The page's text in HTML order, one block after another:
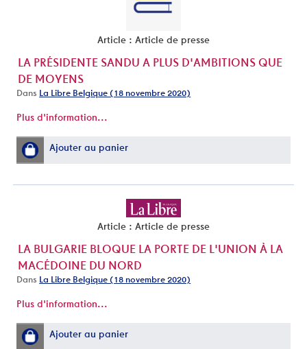
Article : Article de presse
LA PRÉSIDENTE SANDU A PLUS D'AMBITIONS QUE
DE MOYENS
Dans La Libre Belgique (18 novembre 2020)
Plus d'information...
Ajouter au panier
Article : Article de presse
LA BULGARIE BLOQUE LA PORTE DE L'UNION À LA
MACÉDOINE DU NORD
Dans La Libre Belgique (18 novembre 2020)
Plus d'information...
Ajouter au panier